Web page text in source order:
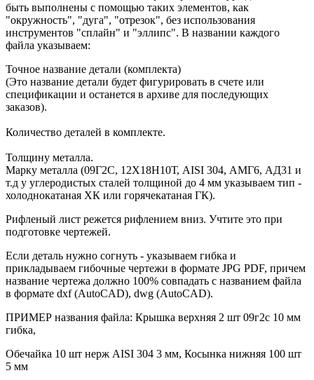
быть выполнены с помощью таких элементов, как
"окружность", "дуга", "отрезок", без использования
инструментов "сплайн" и "эллипс". В названии каждого
файла указываем:
Точное название детали (комплекта)
(Это название детали будет фигурировать в счете или
спецификации и останется в архиве для последующих
заказов).
Количество деталей в комплекте.
Толщину металла.
Марку металла (09Г2С, 12Х18Н10Т, AISI 304, АМГ6, АД31 и
т.д у углеродистых сталей толщиной до 4 мм указываем тип -
холоднокатаная ХК или горячекатаная ГК).
Рифленый лист режется рифлением вниз. Учтите это при
подготовке чертежей.
Если деталь нужно согнуть - указываем гибка и
прикладываем гибочные чертежи в формате JPG PDF, причем
название чертежа должно 100% совпадать с названием файла
в формате dxf (AutoCAD), dwg (AutoCAD).
ПРИМЕР названия файла: Крышка верхняя 2 шт 09г2с 10 мм
гибка,
Обечайка 10 шт нерж AISI 304 3 мм, Косынка нижняя 100 шт
5 мм